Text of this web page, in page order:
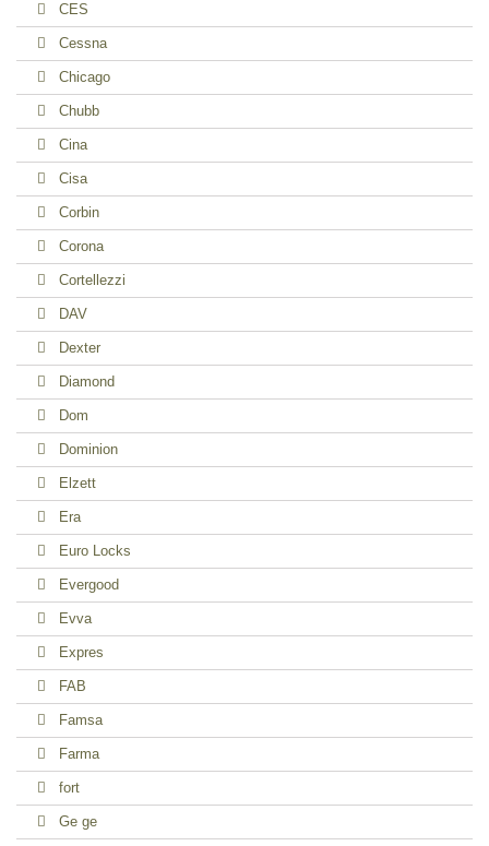
CES
Cessna
Chicago
Chubb
Cina
Cisa
Corbin
Corona
Cortellezzi
DAV
Dexter
Diamond
Dom
Dominion
Elzett
Era
Euro Locks
Evergood
Evva
Expres
FAB
Famsa
Farma
fort
Ge ge